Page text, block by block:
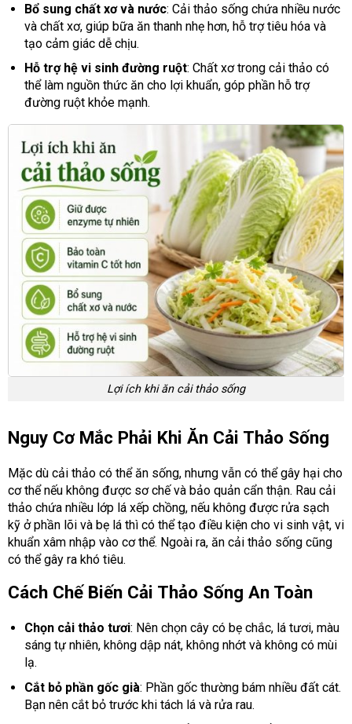
Bổ sung chất xơ và nước: Cải thảo sống chứa nhiều nước
và chất xơ, giúp bữa ăn thanh nhẹ hơn, hỗ trợ tiêu hóa và
tạo cảm giác dễ chịu.
Hỗ trợ hệ vi sinh đường ruột: Chất xơ trong cải thảo có
thể làm nguồn thức ăn cho lợi khuẩn, góp phần hỗ trợ
đường ruột khỏe mạnh.
Lợi ích khi ăn cải thảo sống
Nguy Cơ Mắc Phải Khi Ăn Cải Thảo Sống
Mặc dù cải thảo có thể ăn sống, nhưng vẫn có thể gây hại cho
cơ thể nếu không được sơ chế và bảo quản cẩn thận. Rau cải
thảo chứa nhiều lớp lá xếp chồng, nếu không được rửa sạch
kỹ ở phần lõi và bẹ lá thì có thể tạo điều kiện cho vi sinh vật, vi
khuẩn xâm nhập vào cơ thể. Ngoài ra, ăn cải thảo sống cũng
có thể gây ra khó tiêu.
Cách Chế Biến Cải Thảo Sống An Toàn
Chọn cải thảo tươi: Nên chọn cây có bẹ chắc, lá tươi, màu
sáng tự nhiên, không dập nát, không nhớt và không có mùi
lạ.
Cắt bỏ phần gốc già: Phần gốc thường bám nhiều đất cát.
Bạn nên cắt bỏ trước khi tách lá và rửa rau.